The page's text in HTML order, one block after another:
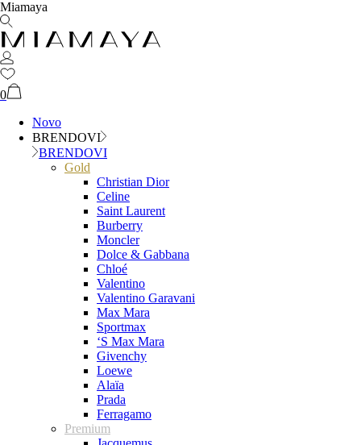
Miamaya
0
Novo
BRENDOVI
BRENDOVI
Gold
Christian Dior
Celine
Saint Laurent
Burberry
Moncler
Dolce & Gabbana
Chloé
Valentino
Valentino Garavani
Max Mara
Sportmax
‘S Max Mara
Givenchy
Loewe
Alaïa
Prada
Ferragamo
Premium